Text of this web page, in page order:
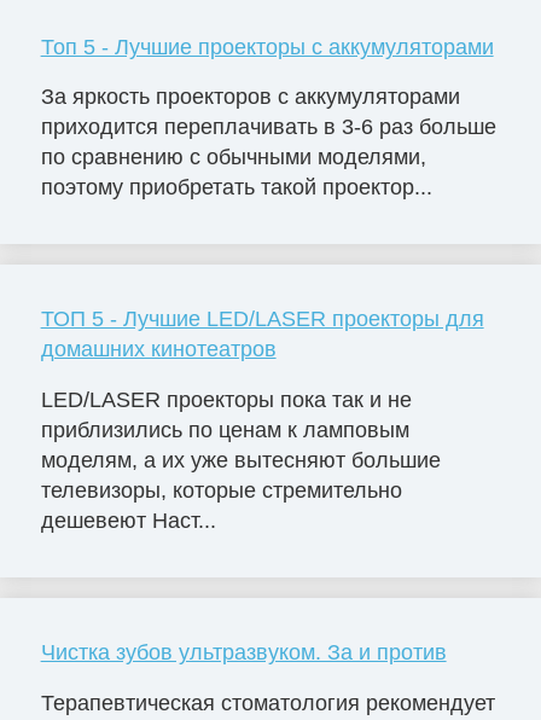
Топ 5 - Лучшие проекторы с аккумуляторами
За яркость проекторов с аккумуляторами
приходится переплачивать в 3-6 раз больше
по сравнению с обычными моделями,
поэтому приобретать такой проектор...
ТОП 5 - Лучшие LED/LASER проекторы для
домашних кинотеатров
LED/LASER проекторы пока так и не
приблизились по ценам к ламповым
моделям, а их уже вытесняют большие
телевизоры, которые стремительно
дешевеют Наст...
Чистка зубов ультразвуком. За и против
Терапевтическая стоматология рекомендует